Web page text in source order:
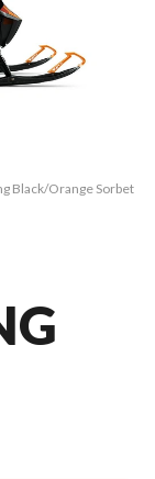
Black/Orange Sorbet